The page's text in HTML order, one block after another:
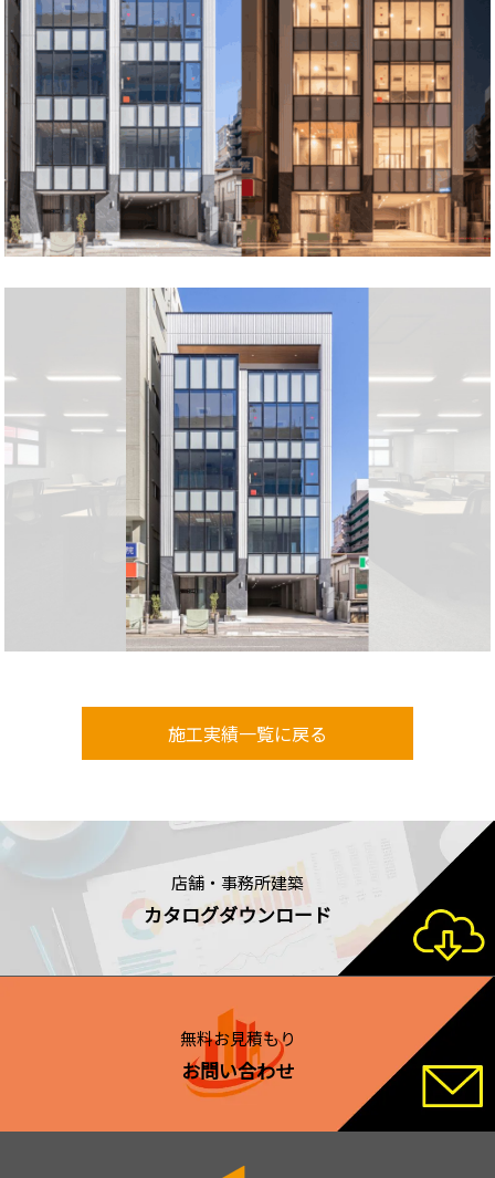
施工実績一覧に戻る
店舗・事務所建築
カタログダウンロード
無料お見積もり
お問い合わせ